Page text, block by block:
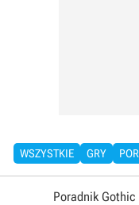
WSZYSTKIE GRY
Poradnik Gothic